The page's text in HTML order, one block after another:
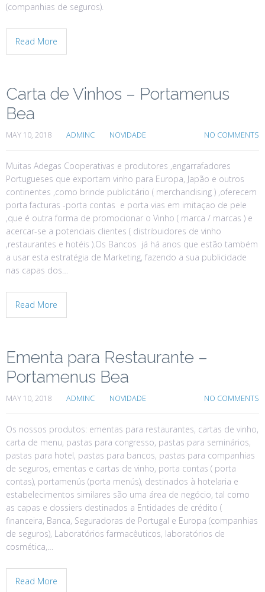
(companhias de seguros).
Read More
Carta de Vinhos – Portamenus
Bea
MAY 10, 2018 ADMINC NOVIDADE NO COMMENTS
Muitas Adegas Cooperativas e produtores ,engarrafadores
Portugueses que exportam vinho para Europa, Japão e outros
continentes ,como brinde publicitário ( merchandising ) ,oferecem
porta facturas -porta contas e porta vias em imitaçao de pele
,que é outra forma de promocionar o Vinho ( marca / marcas ) e
acercar-se a potenciais clientes ( distribuidores de vinho
,restaurantes e hotéis ).Os Bancos já há anos que estão também
a usar esta estratégia de Marketing, fazendo a sua publicidade
nas capas dos…
Read More
Ementa para Restaurante –
Portamenus Bea
MAY 10, 2018 ADMINC NOVIDADE NO COMMENTS
Os nossos produtos: ementas para restaurantes, cartas de vinho,
carta de menu, pastas para congresso, pastas para seminários,
pastas para hotel, pastas para bancos, pastas para companhias
de seguros, ementas e cartas de vinho, porta contas ( porta
contas), portamenús (porta menús), destinados à hotelaria e
estabelecimentos similares são uma área de negócio, tal como
as capas e dossiers destinados a Entidades de crédito (
financeira, Banca, Seguradoras de Portugal e Europa (companhias
de seguros), Laboratórios farmacêuticos, laboratórios de
cosmética,…
Read More